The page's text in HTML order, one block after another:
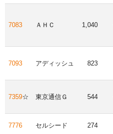
7083 ＡＨＣ 1,040
7093 アディッシュ 823
7359☆ 東京通信Ｇ 544
7776 セルシード 274